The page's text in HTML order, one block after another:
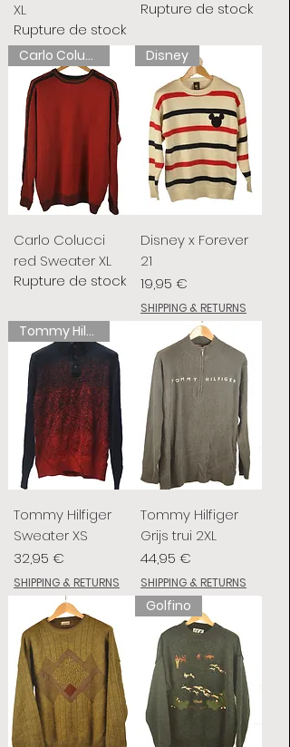
XL
Rupture de stock
Rupture de stock
Carlo Colucci
Carlo Colucci
red Sweater XL
Rupture de stock
Disney
Disney x Forever
21
Prix
19,95 €
SHIPPING & RETURNS
Tommy Hilfiger
Tommy Hilfiger
Sweater XS
Prix
32,95 €
SHIPPING & RETURNS
Tommy Hilfiger
Grijs trui 2XL
Prix
44,95 €
SHIPPING & RETURNS
Golfino